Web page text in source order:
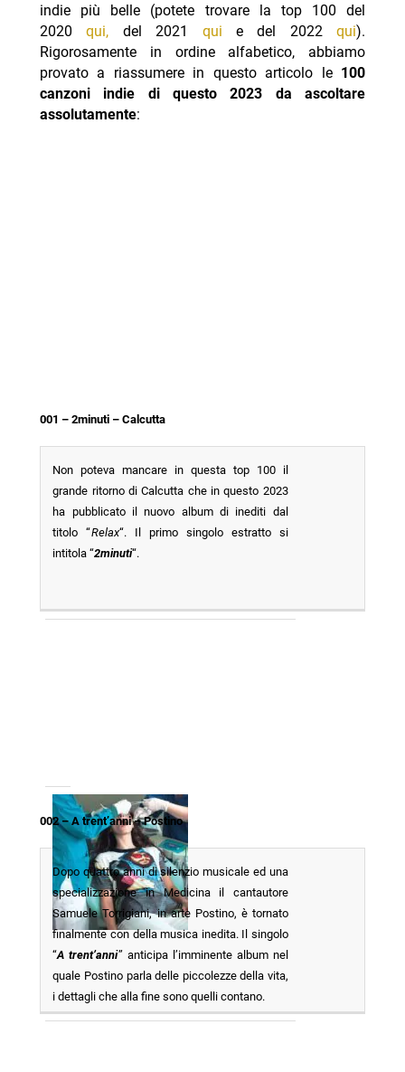
indie più belle (potete trovare la top 100 del
2020qui, del 2021 qui e del 2022qui).
Rigorosamente in ordine alfabetico, abbiamo
provato a riassumere in questo articolo le 100
canzoni indie di questo 2023 da ascoltare
assolutamente:
001 – 2minuti – Calcutta
Non poteva mancare in questa top 100 il
grande ritorno di Calcutta che in questo 2023
ha pubblicato il nuovo album di inediti dal
titolo “Relax“. Il primo singolo estratto si
intitola “2minuti“.
002 – A trent’anni – Postino
Dopo quattro anni di silenzio musicale ed una
specializzazione in Medicina il cantautore
Samuele Torrigiani, in arte Postino, è tornato
finalmente con della musica inedita. Il singolo
“A trent’anni” anticipa l’imminente album nel
quale Postino parla delle piccolezze della vita,
i dettagli che alla fine sono quelli contano.